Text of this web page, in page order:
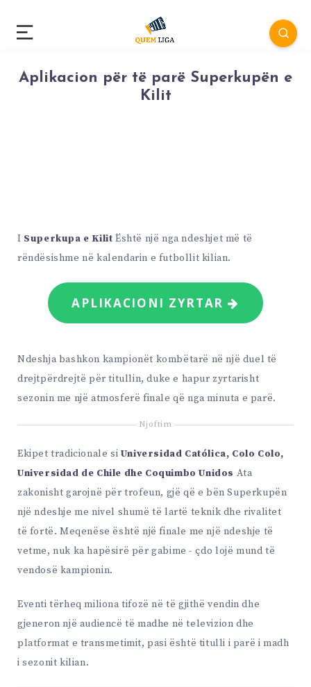
Aplikacion për të parë Superkupën e
Kilit
I Superkupa e Kilit Është një nga ndeshjet më të
rëndësishme në kalendarin e futbollit kilian.
APLIKACIONI ZYRTAR
Ndeshja bashkon kampionët kombëtarë në një duel të
drejtpërdrejtë për titullin, duke e hapur zyrtarisht
sezonin me një atmosferë finale që nga minuta e parë.
Njoftim
Ekipet tradicionale si Universidad Católica, Colo Colo,
Universidad de Chile dhe Coquimbo Unidos Ata
zakonisht garojnë për trofeun, gjë që e bën Superkupën
një ndeshje me nivel shumë të lartë teknik dhe rivalitet
të fortë. Meqenëse është një finale me një ndeshje të
vetme, nuk ka hapësirë për gabime - çdo lojë mund të
vendosë kampionin.
Eventi tërheq miliona tifozë në të gjithë vendin dhe
gjeneron një audiencë të madhe në televizion dhe
platformat e transmetimit, pasi është titulli i parë i madh
i sezonit kilian.